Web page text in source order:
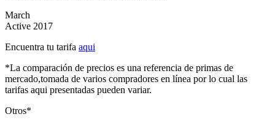
March
Active 2017
Encuentra tu tarifa aqui
*La comparación de precios es una referencia de primas de
mercado,tomada de varios compradores en línea por lo cual las
tarifas aqui presentadas pueden variar.
Otros*